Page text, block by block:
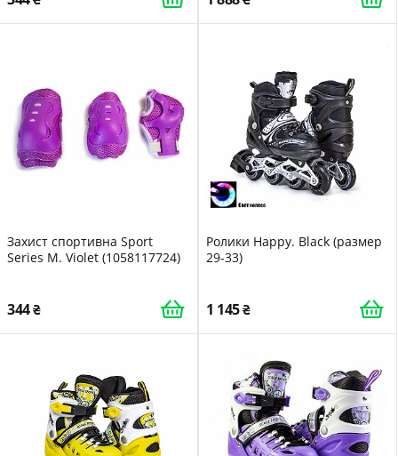
Захист спортивна Sport
Series M. Violet (1058117724)
344
Ролики Happy. Black (размер
29-33)
1 145